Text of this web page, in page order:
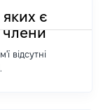
є
члени
відсутні